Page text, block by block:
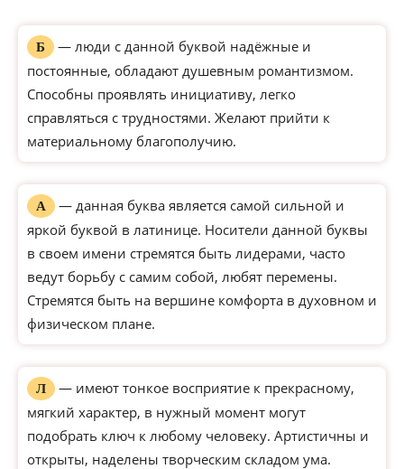
Б
— люди с данной буквой надёжные и
постоянные, обладают душевным романтизмом.
Способны проявлять инициативу, легко
справляться с трудностями. Желают прийти к
материальному благополучию.
А
— данная буква является самой сильной и
яркой буквой в латинице. Носители данной буквы
в своем имени стремятся быть лидерами, часто
ведут борьбу с самим собой, любят перемены.
Стремятся быть на вершине комфорта в духовном и
физическом плане.
Л
— имеют тонкое восприятие к прекрасному,
мягкий характер, в нужный момент могут
подобрать ключ к любому человеку. Артистичны и
открыты, наделены творческим складом ума.